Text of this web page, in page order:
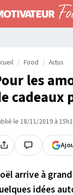
Food Actus
les
cadeaux
le 18/11/2019 à
arrive à
idées